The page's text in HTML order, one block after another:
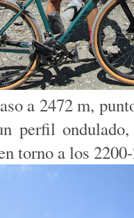
a 2472 m,
perfil
torno a los